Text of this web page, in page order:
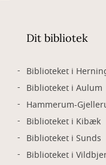
Dit bibliotek
Biblioteket i
Biblioteket i Aulum
Hammerum-
Biblioteket i Kibæk
Biblioteket i Sunds
Biblioteket i